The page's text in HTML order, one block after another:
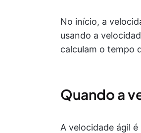
No início, a
usando a
calculam o tempo
Quando a
A velocidade ágil